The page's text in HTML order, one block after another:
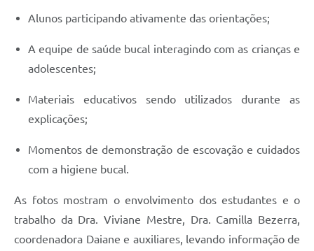
Alunos participando ativamente das orientações;
A equipe de saúde bucal interagindo com as crianças e
adolescentes;
Materiais educativos sendo utilizados durante as
explicações;
Momentos de demonstração de escovação e cuidados
com a higiene bucal.
As fotos mostram o envolvimento dos estudantes e o
trabalho da Dra. Viviane Mestre, Dra. Camilla Bezerra,
coordenadora Daiane e auxiliares, levando informação de